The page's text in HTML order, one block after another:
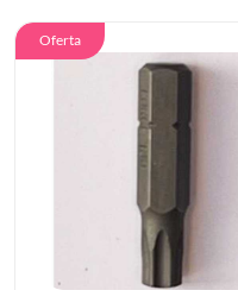
Oferta